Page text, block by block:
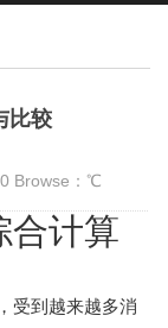
比较
Browse： ℃
合计算
受到越来越多消